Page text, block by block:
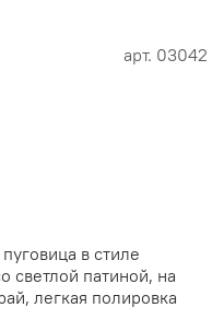
арт. 03042
в стиле
светлой патиной, на
легкая полировка